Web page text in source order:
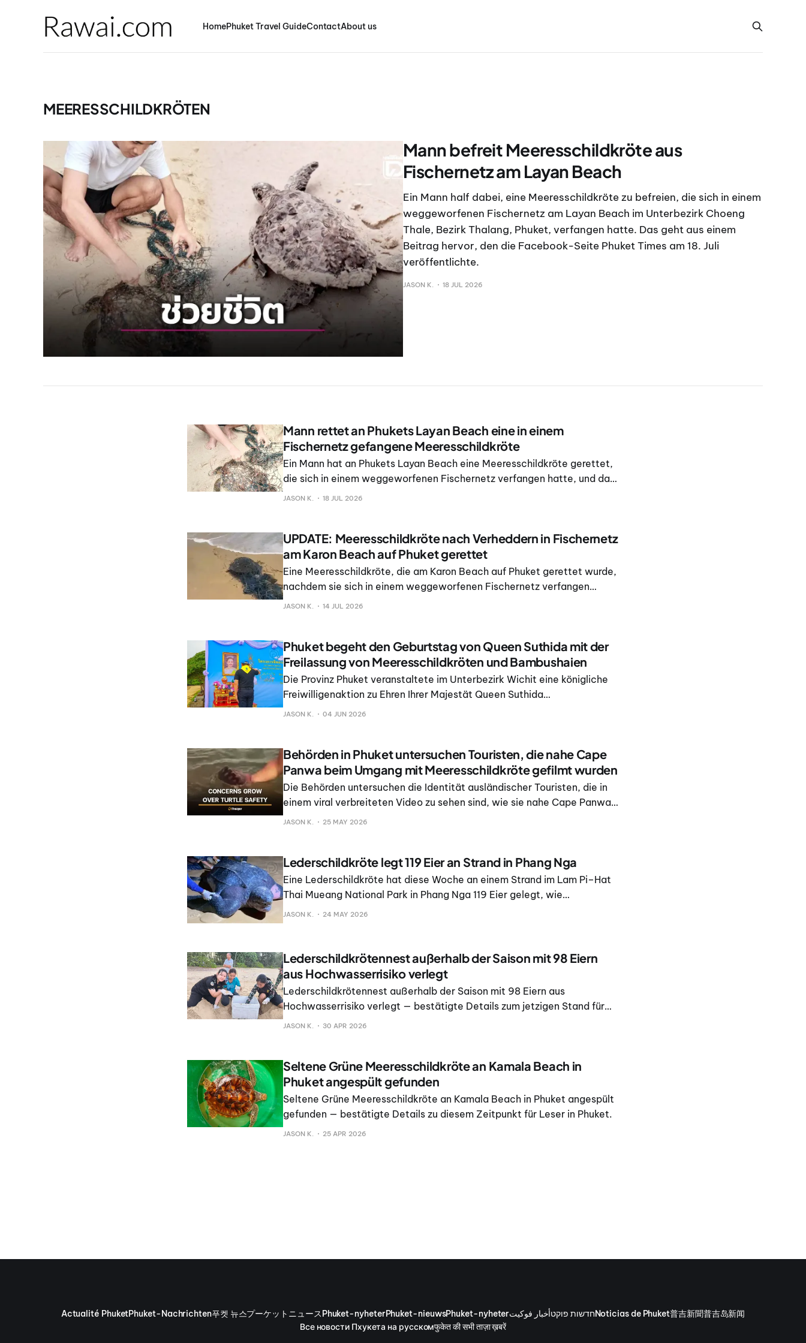
HomePhuket Travel GuideContactAbout us
MEERESSCHILDKRÖTEN
Mann befreit Meeresschildkröte aus
Fischernetz am Layan Beach
Ein Mann half dabei, eine Meeresschildkröte zu befreien, die sich in einem
weggeworfenen Fischernetz am Layan Beach im Unterbezirk Choeng
Thale, Bezirk Thalang, Phuket, verfangen hatte. Das geht aus einem
Beitrag hervor, den die Facebook-Seite Phuket Times am 18. Juli
veröffentlichte.
JASON K. 18 JUL 2026
Mann rettet an Phukets Layan Beach eine in einem
Fischernetz gefangene Meeresschildkröte
Ein Mann hat an Phukets Layan Beach eine Meeresschildkröte gerettet,
die sich in einem weggeworfenen Fischernetz verfangen hatte, und das
Tier wieder ins Meer entlassen. Die Rettung wurde am 18.
JASON K. 18 JUL 2026
UPDATE: Meeresschildkröte nach Verheddern in Fischernetz
am Karon Beach auf Phuket gerettet
Eine Meeresschildkröte, die am Karon Beach auf Phuket gerettet wurde,
nachdem sie sich in einem weggeworfenen Fischernetz verfangen
hatte, wurde als Grüne Meeresschildkröte identifiziert und zur
JASON K. 14 JUL 2026
Phuket begeht den Geburtstag von Queen Suthida mit der
Freilassung von Meeresschildkröten und Bambushaien
Die Provinz Phuket veranstaltete im Unterbezirk Wichit eine königliche
Freiwilligenaktion zu Ehren Ihrer Majestät Queen Suthida
Bajrasudhabimalalakshana anlässlich ihres 48. Geburtstags. Dabei
JASON K. 04 JUN 2026
Behörden in Phuket untersuchen Touristen, die nahe Cape
Panwa beim Umgang mit Meeresschildkröte gefilmt wurden
Die Behörden untersuchen die Identität ausländischer Touristen, die in
einem viral verbreiteten Video zu sehen sind, wie sie nahe Cape Panwa
in Phuket eine Meeresschildkröte anfassen. Hintergrund sind Bedenken,
JASON K. 25 MAY 2026
Lederschildkröte legt 119 Eier an Strand in Phang Nga
Eine Lederschildkröte hat diese Woche an einem Strand im Lam Pi–Hat
Thai Mueang National Park in Phang Nga 119 Eier gelegt, wie
thailändische Meeresbehörden mitteilten. Dr. Pinsak Suraswadi,
JASON K. 24 MAY 2026
Lederschildkrötennest außerhalb der Saison mit 98 Eiern
aus Hochwasserrisiko verlegt
Lederschildkrötennest außerhalb der Saison mit 98 Eiern aus
Hochwasserrisiko verlegt — bestätigte Details zum jetzigen Stand für
Leser in Phuket.
JASON K. 30 APR 2026
Seltene Grüne Meeresschildkröte an Kamala Beach in
Phuket angespült gefunden
Seltene Grüne Meeresschildkröte an Kamala Beach in Phuket angespült
gefunden — bestätigte Details zu diesem Zeitpunkt für Leser in Phuket.
JASON K. 25 APR 2026
Actualité PhuketPhuket-Nachrichten푸켓 뉴스プーケットニュースPhuket-nyheterPhuket-nieuwsPhuket-nyheterأخبار فوكيتחדשות פוקטNoticias de Phuket普吉新聞普吉岛新闻
Все новости Пхукета на русскомफुकेत की सभी ताज़ा ख़बरें